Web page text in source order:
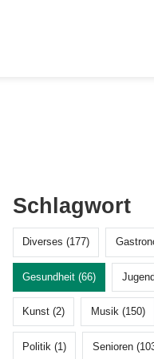
Schlagwort
Diverses (177)
Gesundheit (66)
Kunst (2) Musik (150)
Politik (1) Senioren